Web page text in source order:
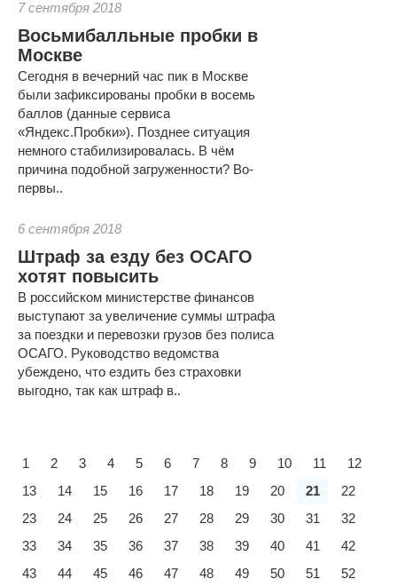
7 сентября 2018
Восьмибалльные пробки в
Москве
Сегодня в вечерний час пик в Москве
были зафиксированы пробки в восемь
баллов (данные сервиса
«Яндекс.Пробки»). Позднее ситуация
немного стабилизировалась. В чём
причина подобной загруженности? Во-
первы..
6 сентября 2018
Штраф за езду без ОСАГО
хотят повысить
В российском министерстве финансов
выступают за увеличение суммы штрафа
за поездки и перевозки грузов без полиса
ОСАГО. Руководство ведомства
убеждено, что ездить без страховки
выгодно, так как штраф в..
1 2 3 4 5 6 7 8 9 10 11
12
13
14 15 16 17 18 19 20 21
22
23
24 25 26 27 28 29 30 31
32
33
34 35 36 37 38 39 40 41
42
43
44 45 46 47 48 49 50 51
52